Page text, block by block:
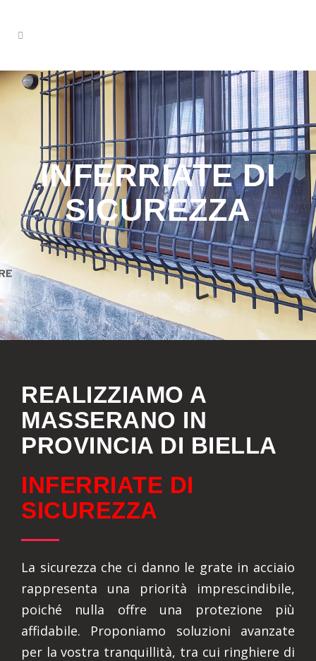
INFERRIATE DI
SICUREZZA
REALIZZIAMO A
MASSERANO IN
PROVINCIA DI BIELLA
INFERRIATE DI
SICUREZZA
La sicurezza che ci danno le grate in acciaio
rappresenta una priorità imprescindibile,
poiché nulla offre una protezione più
affidabile. Proponiamo soluzioni avanzate
per la vostra tranquillità, tra cui ringhiere di